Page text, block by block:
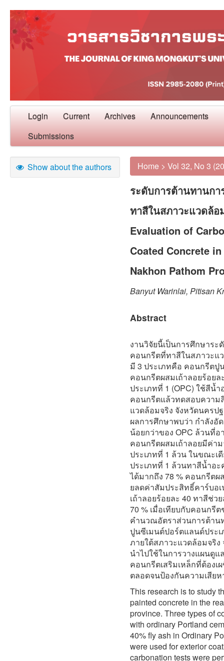
Login Current Archives Announcements
Submissions
Show about the authors Home > Vol 32, No 3
ระดับการต้านทานก
ทาสีในสภาวะแวดล้
Evaluation of
Coated Concrete
Nakhon Pathom
Banyut Warinlai, Pitisan
Abstract
งานวิจัยนี้เป็นการศึกษาร
คอนกรีตที่ทาสีในสภาวะแ
มี 3 ประเภทคือ คอนกรีตปู
คอนกรีตผสมเถ้าลอยร้อย
ประเภทที่ 1 (OPC) ใช้สีน้
คอนกรีตแล้วทดสอบความ
แวดล้อมจริง จังหวัดนครป
ผลการศึกษาพบว่า กำลังอั
น้อยกว่าของ OPC ล้วนที่อ
คอนกรีตผสมเถ้าลอยมีค่า
ประเภทที่ 1 ล้วน ในขณะ
ประเภทที่ 1 ล้วนทาสีน้ำอ
ได้มากถึง 78 % คอนกรีต
ยลดค่าสัมประสิทธิ์คาร์บอ
เถ้าลอยร้อยละ 40 ทาสีช่
70 % เมื่อเทียบกับคอนกรี
คำนวณอัตราส่วนการต้าน
ปูนซีเมนต์ปอร์ตแลนด์ประ
ภายใต้สภาวะแวดล้อมจริ
นำไปใช้ในการวางแผนดูแ
คอนกรีตเสริมเหล็กที่ต้อง
ตลอดจนป้องกันความเสีย
This research is to study
painted concrete in the
province. Three types of
with ordinary Portland
40% fly ash in Ordinary
were used for exterior
carbonation tests were